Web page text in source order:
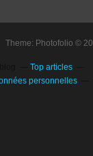
Theme: Photofolio ©
Top articles
personnelles